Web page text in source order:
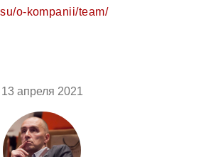
o-kompanii/team/
13 апреля 2021